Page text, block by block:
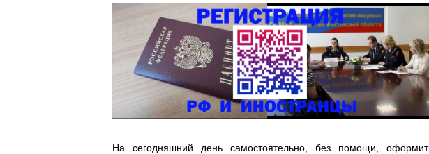
На сегодняшний день самостоятельно, без помощи,